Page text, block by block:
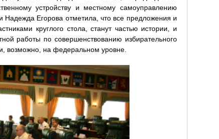
устройству и местному самоуправлению
Надежда Егорова отметила, что все предложения и
круглого стола, станут частью истории, и
работы по совершенствованию избирательного
возможно, на федеральном уровне.